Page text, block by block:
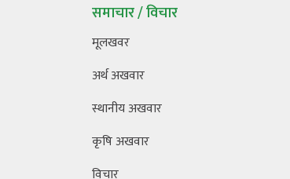
समाचार / विचार
मूलखवर
अर्थ अखवार
स्थानीय अखवार
कृषि अखवार
विचार